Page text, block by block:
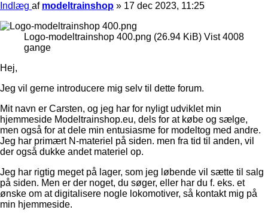
Indlæg af modeltrainshop » 17 dec 2023, 11:25
Logo-modeltrainshop 400.png (26.94 KiB) Vist 4008
gange
Hej,
Jeg vil gerne introducere mig selv til dette forum.
Mit navn er Carsten, og jeg har for nyligt udviklet min
hjemmeside Modeltrainshop.eu, dels for at købe og sælge,
men også for at dele min entusiasme for modeltog med andre.
Jeg har primært N-materiel på siden. men fra tid til anden, vil
der også dukke andet materiel op.
Jeg har rigtig meget på lager, som jeg løbende vil sætte til salg
på siden. Men er der noget, du søger, eller har du f. eks. et
ønske om at digitalisere nogle lokomotiver, så kontakt mig på
min hjemmeside.